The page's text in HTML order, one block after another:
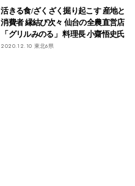
活きる食/ざくざく掘り起こす 産地と
消費者 縁結び次々 仙台の全農直営店
「グリルみのる」 料理長 小齋悟史氏
2020.12.10 東北6県